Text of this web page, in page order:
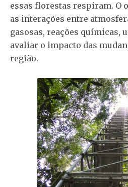
essas florestas respiram. O
as interações entre
gasosas, reações químicas,
avaliar o impacto das
região.